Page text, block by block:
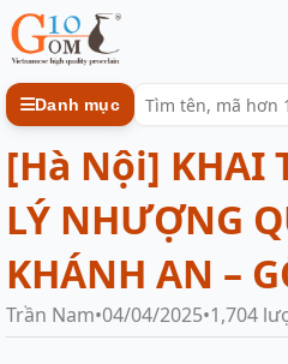
Danh mục
[Hà Nội] KHAI
LÝ NHƯỢNG
KHÁNH AN –
Trần Nam•04/04/2025•1,704